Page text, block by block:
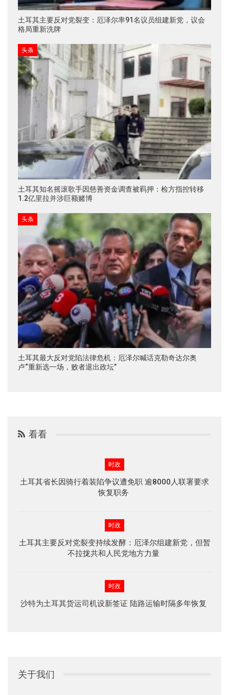
土耳其主要反对党裂变：厄泽尔率91名议员组建新党，议会
格局重新洗牌
头条
土耳其知名摇滚歌手因慈善资金调查被羁押：检方指控转移
1.2亿里拉并涉巨额赌博
头条
土耳其最大反对党陷法律危机：厄泽尔喊话克勒奇达尔奥
卢“重新选一场，败者退出政坛”
看看
时政
土耳其省长因骑行着装陷争议遭免职 逾8000人联署要求
恢复职务
时政
土耳其主要反对党裂变持续发酵：厄泽尔组建新党，但暂
不拉拢共和人民党地方力量
时政
沙特为土耳其货运司机设新签证 陆路运输时隔多年恢复
关于我们